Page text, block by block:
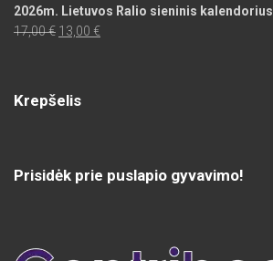
2026m. Lietuvos Ralio sieninis kalendorius
17,00€ Original
13,00 €Current
Krepšelis
Prisidėk prie puslapio gyvavimo!